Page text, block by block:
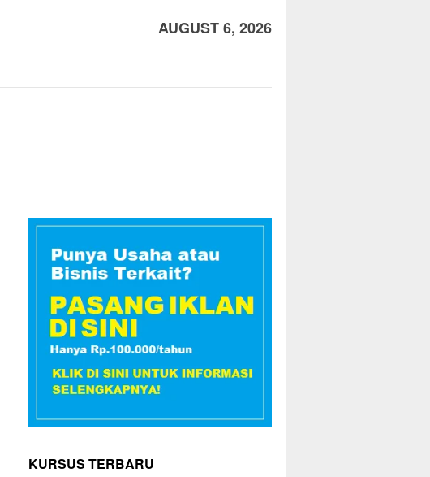
AUGUST 6, 2026
KURSUS TERBARU